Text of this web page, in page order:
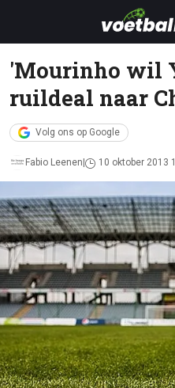
'Mourinho wil
ruildeal naar
Volg ons op Google
Fabio Leenen 10 oktober 2013